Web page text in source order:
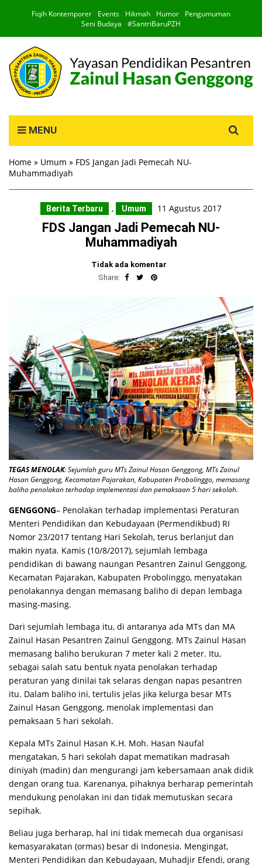
Fiqih Kontemporer Events Hikmah Humor
Pengumuman
Seni Budaya
#SantriBaruPZH
MENU
for:
Home » Umum » FDS Jangan Jadi Pemecah NU-
Muhammadiyah
Berita Terbaru , Umum 11 Agustus 2017
FDS Jangan Jadi Pemecah NU-
Muhammadiyah
Tidak ada komentar
Share:
TEGAS MENOLAK: Sejumlah guru MTs Zainul Hasan Genggong, MTs Zainul
Hasan Genggong, Kecamatan Pajarakan, Kabupaten Probolinggo, memasang
baliho penolakan terhadap implementasi dan pemaksaan 5 hari sekolah.
GENGGONG– Penolakan terhadap implementasi Peraturan
Menteri Pendidikan dan Kebudayaan (Permendikbud) RI
Nomor 23/2017 tentang Hari Sekolah, terus berlanjut dan
makin nyata. Kamis (10/8/2017), sejumlah lembaga
pendidikan di bawang naungan Pesantren Zainul Genggong,
Kecamatan Pajarakan, Kabupaten Probolinggo, menyatakan
penolakannya dengan memasang baliho di depan lembaga
masing-masing.
Dari sejumlah lembaga itu, di antaranya ada MTs dan MA
Zainul Hasan Pesantren Zainul Genggong. MTs Zainul Hasan
memasang baliho berukuran 7 meter kali 2 meter. Itu,
sebagai salah satu bentuk nyata penolakan terhadap
peraturan yang dinilai tak selaras dengan napas pesantren
itu. Dalam baliho ini, tertulis jelas jika kelurga besar MTs
Zainul Hasan Genggong, menolak implementasi dan
pemaksaan 5 hari sekolah.
Kepala MTs Zainul Hasan K.H. Moh. Hasan Naufal
mengatakan, 5 hari sekolah dapat mematikan madrasah
diniyah (madin) dan mengurangi jam kebersamaan anak didik
dengan orang tua. Karenanya, pihaknya berharap pemerintah
mendukung penolakan ini dan tidak memutuskan secara
sepihak.
Beliau juga berharap, hal ini tidak memecah dua organisasi
kemasyarakatan (ormas) besar di Indonesia. Mengingat,
Menteri Pendidikan dan Kebudayaan, Muhadjir Efendi, orang